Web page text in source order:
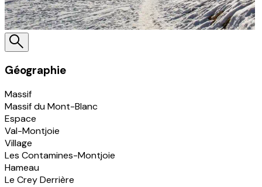
Géographie
Massif
Massif du Mont-Blanc
Espace
Val-Montjoie
Village
Les Contamines-Montjoie
Hameau
Le Crey Derrière